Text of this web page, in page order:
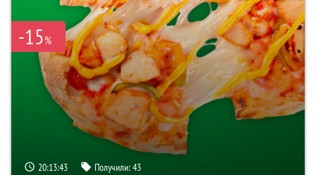
-15%
20:13:42 Получили:43